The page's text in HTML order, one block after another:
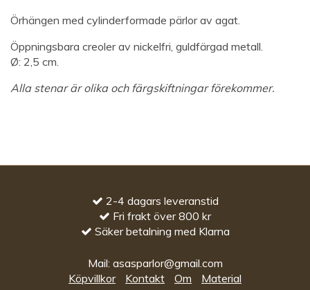
Örhängen med cylinderformade pärlor av agat.
Öppningsbara creoler av nickelfri, guldfärgad metall.
Ø: 2,5 cm.
Alla stenar är olika och färgskiftningar förekommer.
2-4 dagars leveranstid
Fri frakt över 800 kr
Säker betalning med Klarna
Mail: asasparlor@gmail.com
Köpvillkor
Kontakt Om Material